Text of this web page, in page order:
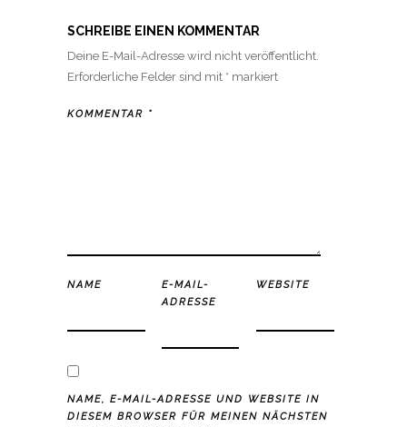
SCHREIBE EINEN KOMMENTAR
Deine E-Mail-Adresse wird nicht veröffentlicht.
Erforderliche Felder sind mit * markiert
KOMMENTAR *
NAME
E-MAIL-
ADRESSE
WEBSITE
NAME, E-MAIL-ADRESSE UND WEBSITE IN
DIESEM BROWSER FÜR MEINEN NÄCHSTEN